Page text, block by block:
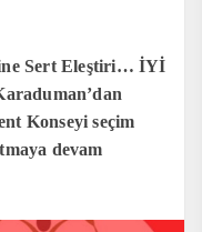
Sert Eleştiri… İYİ
Konseyi seçim
devam